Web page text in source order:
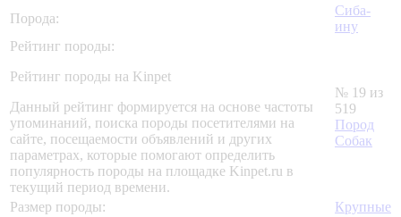
Порода:
Сиба-
ину
Рейтинг породы:
Рейтинг породы на Kinpet
Данный рейтинг формируется на основе частоты
упоминаний, поиска породы посетителями на
сайте, посещаемости объявлений и других
параметрах, которые помогают определить
популярность породы на площадке Kinpet.ru в
текущий период времени.
№ 19 из
519
Пород
Собак
Размер породы:
Крупные